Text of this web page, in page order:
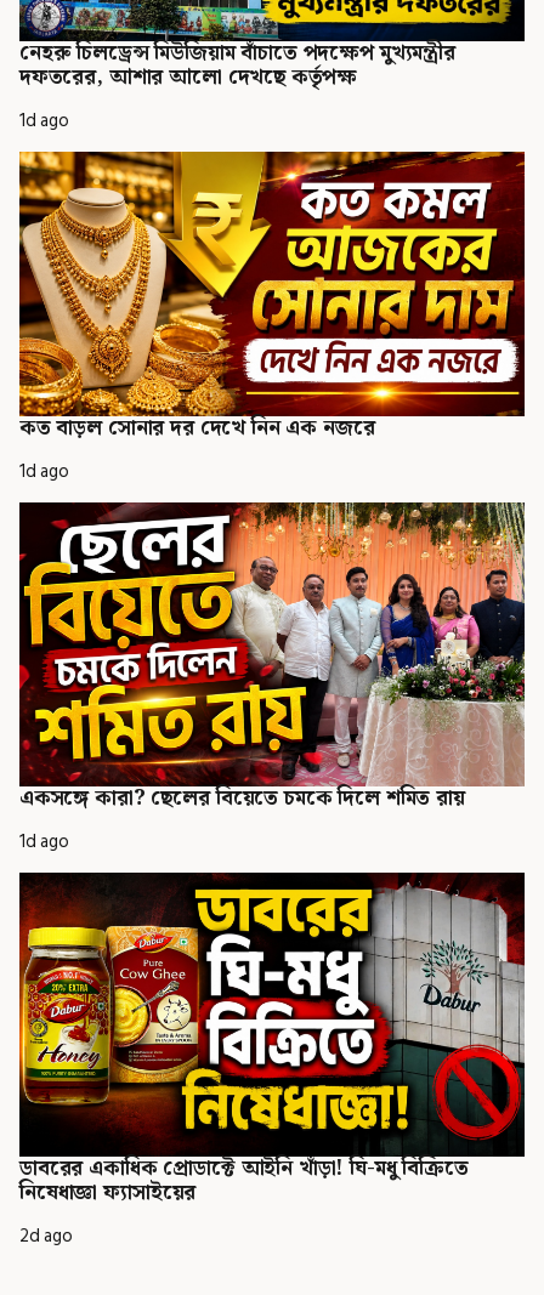
নেহরু চিলড্রেন্স মিউজিয়াম বাঁচাতে পদক্ষেপ মুখ্যমন্ত্রীর
দফতরের, আশার আলো দেখছে কর্তৃপক্ষ
1d ago
কত বাড়ল সোনার দর দেখে নিন এক নজরে
1d ago
একসঙ্গে কারা? ছেলের বিয়েতে চমকে দিলে শমিত রায়
1d ago
ডাবরের একাধিক প্রোডাক্টে আইনি খাঁড়া! ঘি-মধু বিক্রিতে
নিষেধাজ্ঞা ফ্যাসাইয়ের
2d ago